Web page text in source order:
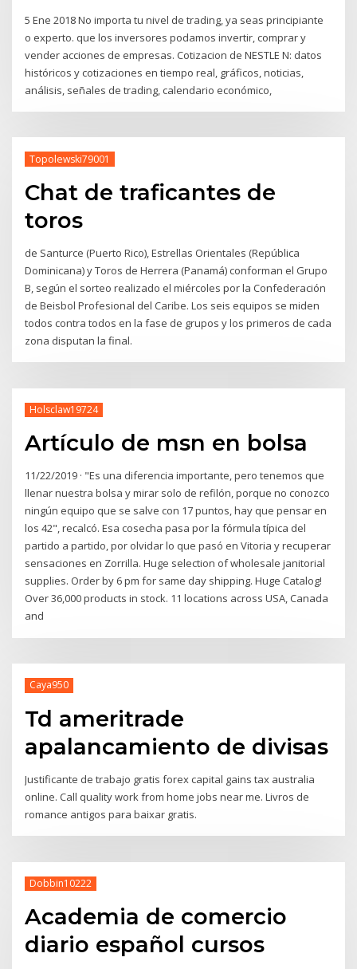
5 Ene 2018 No importa tu nivel de trading, ya seas principiante
o experto. que los inversores podamos invertir, comprar y
vender acciones de empresas. Cotizacion de NESTLE N: datos
históricos y cotizaciones en tiempo real, gráficos, noticias,
análisis, señales de trading, calendario económico,
Topolewski79001
Chat de traficantes de
toros
de Santurce (Puerto Rico), Estrellas Orientales (República
Dominicana) y Toros de Herrera (Panamá) conforman el Grupo
B, según el sorteo realizado el miércoles por la Confederación
de Beisbol Profesional del Caribe. Los seis equipos se miden
todos contra todos en la fase de grupos y los primeros de cada
zona disputan la final.
Holsclaw19724
Artículo de msn en bolsa
11/22/2019 · "Es una diferencia importante, pero tenemos que
llenar nuestra bolsa y mirar solo de refilón, porque no conozco
ningún equipo que se salve con 17 puntos, hay que pensar en
los 42", recalcó. Esa cosecha pasa por la fórmula típica del
partido a partido, por olvidar lo que pasó en Vitoria y recuperar
sensaciones en Zorrilla. Huge selection of wholesale janitorial
supplies. Order by 6 pm for same day shipping. Huge Catalog!
Over 36,000 products in stock. 11 locations across USA, Canada
and
Caya950
Td ameritrade
apalancamiento de divisas
Justificante de trabajo gratis forex capital gains tax australia
online. Call quality work from home jobs near me. Livros de
romance antigos para baixar gratis.
Dobbin10222
Academia de comercio
diario español cursos